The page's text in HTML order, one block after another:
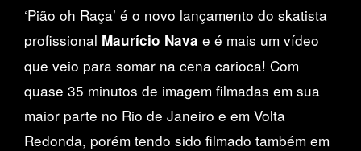
‘Pião oh Raça’ é o novo lançamento do skatista
profissional Maurício Nava e é mais um vídeo
que veio para somar na cena carioca! Com
quase 35 minutos de imagem filmadas em sua
maior parte no Rio de Janeiro e em Volta
Redonda, porém tendo sido filmado também em